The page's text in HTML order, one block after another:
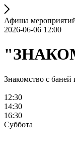
Афиша
2026-06-06 12:00
Знакомство с
12:30
14:30
16:30
Суббота